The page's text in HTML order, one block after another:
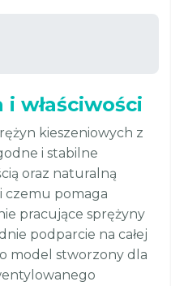
właściwości
kieszeniowych z
i stabilne
oraz naturalną
czemu pomaga
pracujące sprężyny
podparcie na całej
model stworzony dla